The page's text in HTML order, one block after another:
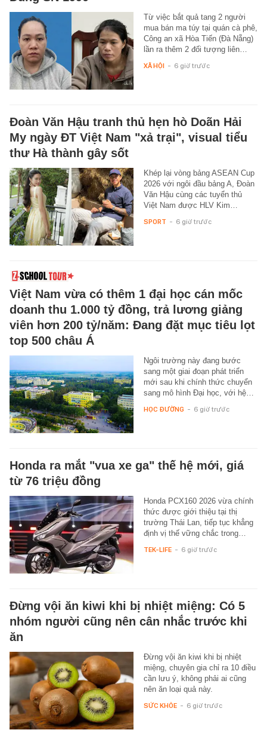
Từ việc bắt quả tang 2 người
mua bán ma túy tại quán cà phê,
Công an xã Hòa Tiến (Đà Nẵng)
lần ra thêm 2 đối tượng liên…
XÃ HỘI - 6 giờ trước
Đoàn Văn Hậu tranh thủ hẹn hò Doãn Hải
My ngày ĐT Việt Nam "xả trại", visual tiểu
thư Hà thành gây sốt
Khép lại vòng bảng ASEAN Cup
2026 với ngôi đầu bảng A, Đoàn
Văn Hậu cùng các tuyển thủ
Việt Nam được HLV Kim…
SPORT - 6 giờ trước
Việt Nam vừa có thêm 1 đại học cán mốc
doanh thu 1.000 tỷ đồng, trả lương giảng
viên hơn 200 tỷ/năm: Đang đặt mục tiêu lọt
top 500 châu Á
Ngôi trường này đang bước
sang một giai đoạn phát triển
mới sau khi chính thức chuyển
sang mô hình Đại học, với hệ…
HỌC ĐƯỜNG - 6 giờ trước
Honda ra mắt "vua xe ga" thế hệ mới, giá
từ 76 triệu đồng
Honda PCX160 2026 vừa chính
thức được giới thiệu tại thị
trường Thái Lan, tiếp tục khẳng
định vị thế vững chắc trong…
TEK-LIFE - 6 giờ trước
Đừng vội ăn kiwi khi bị nhiệt miệng: Có 5
nhóm người cũng nên cân nhắc trước khi
ăn
Đừng vội ăn kiwi khi bị nhiệt
miệng, chuyên gia chỉ ra 10 điều
cần lưu ý, không phải ai cũng
nên ăn loại quả này.
SỨC KHỎE - 6 giờ trước